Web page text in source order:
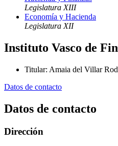
Legislatura XIII
Economía y Hacienda
Legislatura XII
Instituto Vasco de
Titular: Amaia del Villar
Datos de contacto
Datos de contacto
Dirección